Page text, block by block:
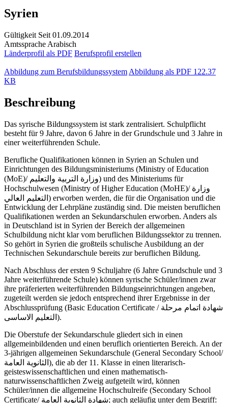
Syrien
Gültigkeit Seit 01.09.2014
Amtssprache Arabisch
Länderprofil als PDF Berufsprofil erstellen
Abbildung zum Berufsbildungssystem Abbildung als PDF 122.37
KB
Beschreibung
Das syrische Bildungssystem ist stark zentralisiert. Schulpflicht
besteht für 9 Jahre, davon 6 Jahre in der Grundschule und 3 Jahre in
einer weiterführenden Schule.
Berufliche Qualifikationen können in Syrien an Schulen und
Einrichtungen des Bildungsministeriums (Ministry of Education
(MoE)/ وزارة التربية والتعليم) und des Ministeriums für
Hochschulwesen (Ministry of Higher Education (MoHE)/ وزارة
التعليم العالي) erworben werden, die für die Organisation und die
Entwicklung der Lehrpläne zuständig sind. Die meisten beruflichen
Qualifikationen werden an Sekundarschulen erworben. Anders als
in Deutschland ist in Syrien der Bereich der allgemeinen
Schulbildung nicht klar vom beruflichen Bildungssektor zu trennen.
So gehört in Syrien die großteils schulische Ausbildung an der
Technischen Sekundarschule bereits zur beruflichen Bildung.
Nach Abschluss der ersten 9 Schuljahre (6 Jahre Grundschule und 3
Jahre weiterführende Schule) können syrische Schüler/innen zwar
ihre präferierten weiterführenden Bildungseinrichtungen angeben,
zugeteilt werden sie jedoch entsprechend ihrer Ergebnisse in der
Abschlussprüfung (Basic Education Certificate / شهادة اتمام مرحلة
التعليم الاساسى).
Die Oberstufe der Sekundarschule gliedert sich in einen
allgemeinbildenden und einen beruflich orientierten Bereich. An der
3-jährigen allgemeinen Sekundarschule (General Secondary School/
الثانوية العامة), die ab der 11. Klasse in einen literarisch-
geisteswissenschaftlichen und einen mathematisch-
naturwissenschaftlichen Zweig aufgeteilt wird, können
Schüler/innen die allgemeine Hochschulreife (Secondary School
Certificate/ شهادة الثانوية العامة; auch geläufig unter dem Begriff: